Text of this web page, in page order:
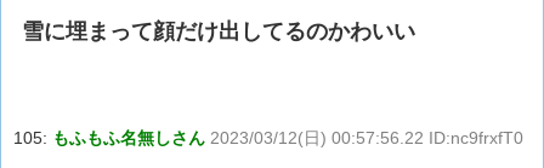
雪に埋まって顔だけ出してるのかわいい
105: もふもふ名無しさん 2023/03/12(日) 00:57:56.22 ID:nc9frxfT0